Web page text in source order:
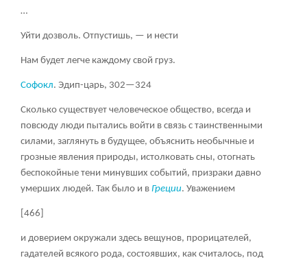
…
Уйти дозволь. Отпустишь, — и нести
Нам будет легче каждому свой груз.
Софокл. Эдип-царь, 302—324
Сколько существует человеческое общество, всегда и
повсюду люди пытались войти в связь с таинственными
силами, заглянуть в будущее, объяснить необычные и
грозные явления природы, истолковать сны, отогнать
беспокойные тени минувших событий, призраки давно
умерших людей. Так было и в Греции. Уважением
[466]
и доверием окружали здесь вещунов, прорицателей,
гадателей всякого рода, состоявших, как считалось, под